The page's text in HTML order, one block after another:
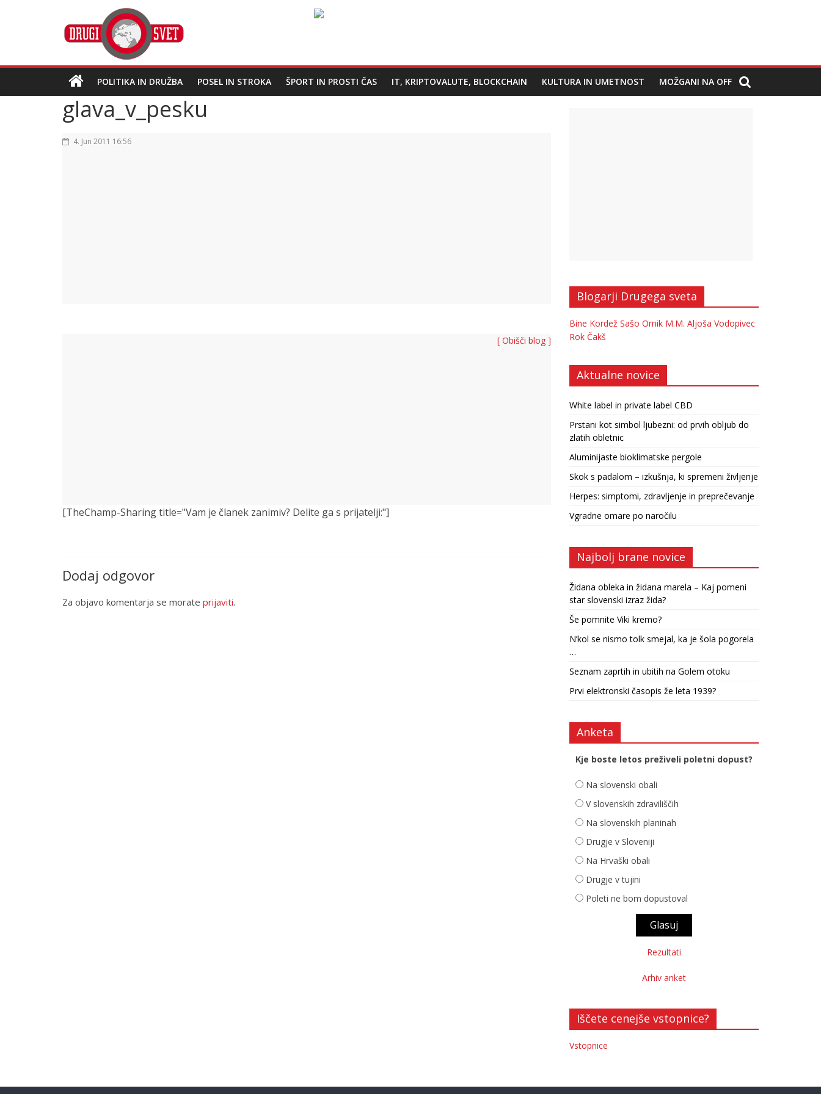
POLITIKA IN DRUŽBA POSEL IN STROKA ŠPORT IN PROSTI ČAS IT, KRIPTOVALUTE, BLOCKCHAIN KULTURA IN UMETNOST MOŽGANI NA OFF
glava_v_pesku
4. Jun 2011 16:56
[ Obišči blog ]
[TheChamp-Sharing title="Vam je članek zanimiv? Delite ga s prijatelji:"]
Dodaj odgovor
Za objavo komentarja se morate prijaviti.
Blogarji Drugega sveta
Bine Kordež Sašo Ornik M.M. Aljoša Vodopivec
Rok Čakš
Aktualne novice
White label in private label CBD
Prstani kot simbol ljubezni: od prvih obljub do
zlatih obletnic
Aluminijaste bioklimatske pergole
Skok s padalom – izkušnja, ki spremeni življenje
Herpes: simptomi, zdravljenje in preprečevanje
Vgradne omare po naročilu
Najbolj brane novice
Židana obleka in židana marela – Kaj pomeni
star slovenski izraz žida?
Še pomnite Viki kremo?
N’kol se nismo tolk smejal, ka je šola pogorela
…
Seznam zaprtih in ubitih na Golem otoku
Prvi elektronski časopis že leta 1939?
Anketa
Kje boste letos preživeli poletni dopust?
Na slovenski obali
V slovenskih zdraviliščih
Na slovenskih planinah
Drugje v Sloveniji
Na Hrvaški obali
Drugje v tujini
Poleti ne bom dopustoval
Rezultati
Arhiv anket
Iščete cenejše vstopnice?
Vstopnice